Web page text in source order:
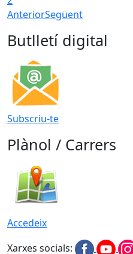
AnteriorSegüent
Butlletí digital
Subscriu-te
Plànol / Carrers
Accedeix
Xarxes socials: